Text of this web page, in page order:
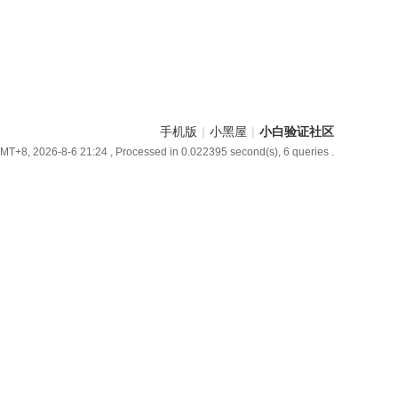
手机版 | 小黑屋 | 小白验证社区
2026-8-6 21:24 , Processed in 0.022395 second(s), 6 queries .